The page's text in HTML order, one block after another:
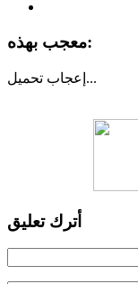
معجب بهذه:
إعجاب تحميل...
أترك تعليق